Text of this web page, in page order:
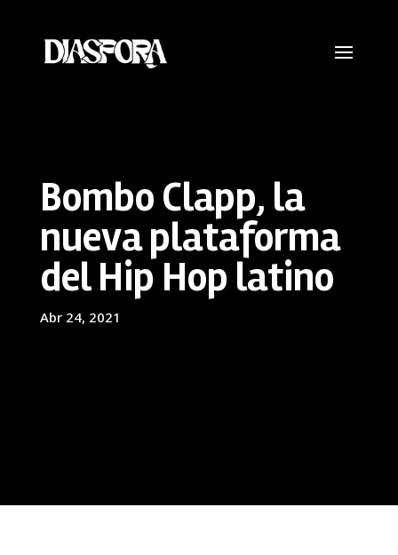
Bombo Clapp, la
nueva plataforma
del Hip Hop latino
Abr 24, 2021